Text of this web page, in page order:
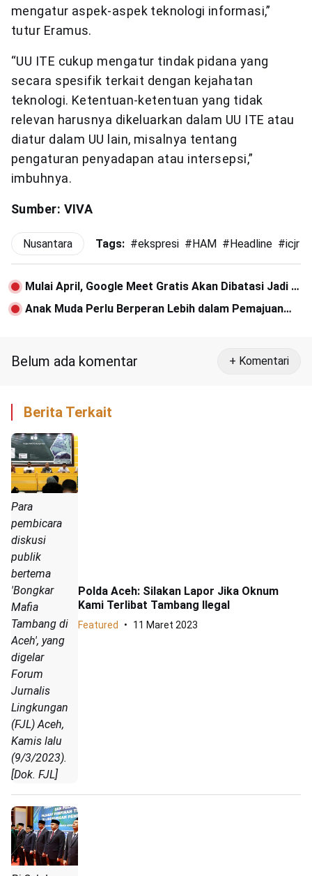
mengatur aspek-aspek teknologi informasi,”
tutur Eramus.
“UU ITE cukup mengatur tindak pidana yang
secara spesifik terkait dengan kejahatan
teknologi. Ketentuan-ketentuan yang tidak
relevan harusnya dikeluarkan dalam UU ITE atau
diatur dalam UU lain, misalnya tentang
pengaturan penyadapan atau intersepsi,”
imbuhnya.
Sumber: VIVA
Nusantara Tags: #ekspresi # HAM # Headline #icjr
Mulai April, Google Meet Gratis Akan Dibatasi Jadi 1
Jam
Anak Muda Perlu Berperan Lebih dalam Pemajuan
Belum ada komentar + Komentari
Berita Terkait
Para
pembicara
diskusi
publik
bertema
'Bongkar
Mafia
Tambang di
Aceh', yang
digelar
Forum
Jurnalis
Lingkungan
(FJL) Aceh,
Kamis lalu
(9/3/2023).
[Dok. FJL]
Polda Aceh: Silakan Lapor Jika Oknum
Kami Terlibat Tambang Ilegal
Featured 11 Maret 2023